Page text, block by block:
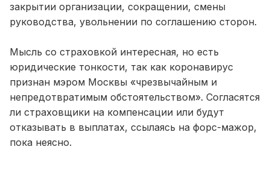
закрытии организации, сокращении, смены
руководства, увольнении по соглашению сторон.
Мысль со страховкой интересная, но есть
юридические тонкости, так как коронавирус
признан мэром Москвы «чрезвычайным и
непредотвратимым обстоятельством». Согласятся
ли страховщики на компенсации или будут
отказывать в выплатах, ссылаясь на форс-мажор,
пока неясно.